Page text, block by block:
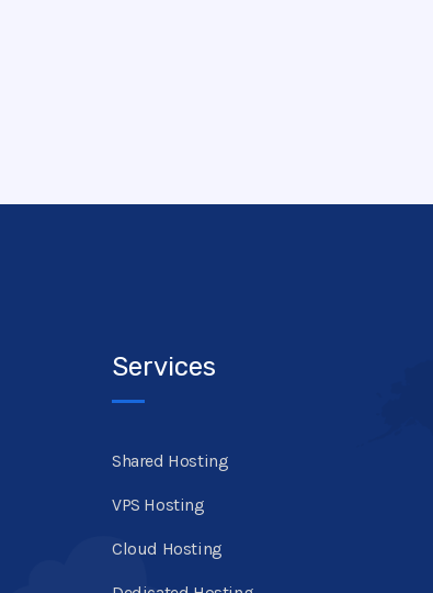
Services
Shared Hosting
VPS Hosting
Cloud Hosting